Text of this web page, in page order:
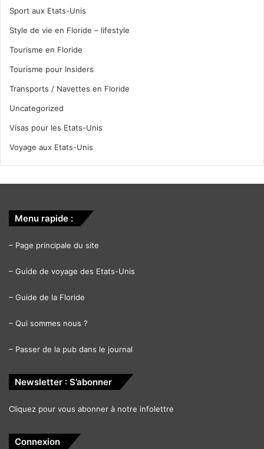
Sport aux Etats-Unis
Style de vie en Floride – lifestyle
Tourisme en Floride
Tourisme pour Insiders
Transports / Navettes en Floride
Uncategorized
Visas pour les Etats-Unis
Voyage aux Etats-Unis
Menu rapide :
– Page principale du site
– Guide de voyage des Etats-Unis
– Guide de la Floride
– Qui sommes nous ?
– Passer de la pub dans le journal
Newsletter : S’abonner
Cliquez pour vous abonner à notre infolettre
Connexion